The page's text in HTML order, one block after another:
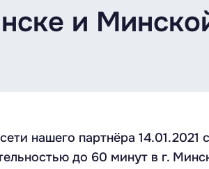
и
нашего партнёра
до 60 минут в г.